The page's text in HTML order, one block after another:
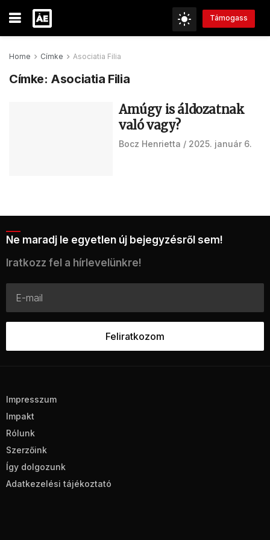
Támogass
Home Címke Asociatia Filia
Címke: Asociatia Filia
Amúgy is áldozatnak
való vagy?
Bocz Henrietta 2025. január 6.
Ne maradj le egyetlen új bejegyzésről sem!
Iratkozz fel a hírlevelünkre!
Impresszum
Impakt
Rólunk
Szerzőink
Így dolgozunk
Adatkezelési tájékoztató